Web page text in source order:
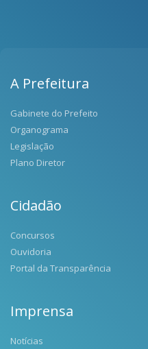
A Prefeitura
Gabinete do Prefeito
Organograma
Legislação
Plano Diretor
Cidadão
Concursos
Ouvidoria
Portal da Transparência
Imprensa
Notícias